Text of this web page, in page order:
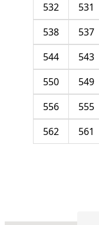
531
532
537
538
543
544
549
550
555
556
561
562